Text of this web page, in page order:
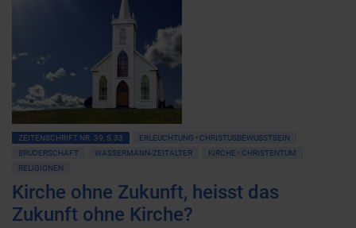
ZEITENSCHRIFT NR. 39, S.33
ERLEUCHTUNG • CHRISTUSBEWUSSTSEIN
BRUDERSCHAFT
WASSERMANN-ZEITALTER
KIRCHE • CHRISTENTUM
RELIGIONEN
Kirche ohne Zukunft, heisst das
Zukunft ohne Kirche?